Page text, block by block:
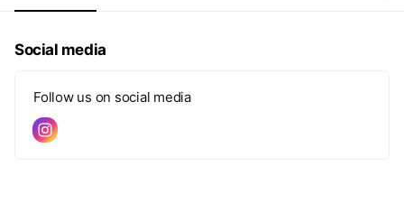
Social media
Follow us on social media